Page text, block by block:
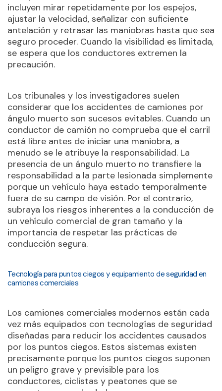
incluyen mirar repetidamente por los espejos,
ajustar la velocidad, señalizar con suficiente
antelación y retrasar las maniobras hasta que sea
seguro proceder. Cuando la visibilidad es limitada,
se espera que los conductores extremen la
precaución.
Los tribunales y los investigadores suelen
considerar que los accidentes de camiones por
ángulo muerto son sucesos evitables. Cuando un
conductor de camión no comprueba que el carril
está libre antes de iniciar una maniobra, a
menudo se le atribuye la responsabilidad. La
presencia de un ángulo muerto no transfiere la
responsabilidad a la parte lesionada simplemente
porque un vehículo haya estado temporalmente
fuera de su campo de visión. Por el contrario,
subraya los riesgos inherentes a la conducción de
un vehículo comercial de gran tamaño y la
importancia de respetar las prácticas de
conducción segura.
Tecnología para puntos ciegos y equipamiento de seguridad en
camiones comerciales
Los camiones comerciales modernos están cada
vez más equipados con tecnologías de seguridad
diseñadas para reducir los accidentes causados
por los puntos ciegos. Estos sistemas existen
precisamente porque los puntos ciegos suponen
un peligro grave y previsible para los
conductores, ciclistas y peatones que se